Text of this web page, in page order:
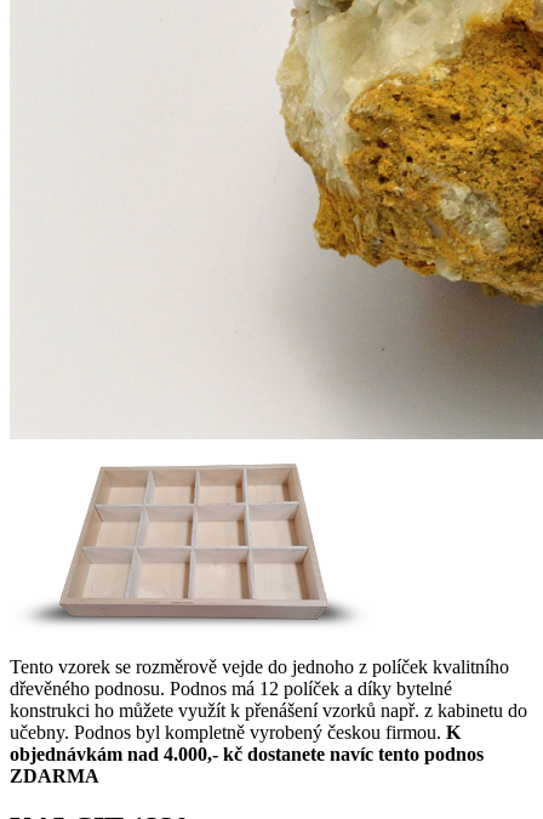
Tento vzorek se rozměrově vejde do jednoho z políček kvalitního
dřevěného podnosu. Podnos má 12 políček a díky bytelné
konstrukci ho můžete využít k přenášení vzorků např. z kabinetu do
učebny. Podnos byl kompletně vyrobený českou firmou. K
objednávkám nad 4.000,- kč dostanete navíc tento podnos
ZDARMA